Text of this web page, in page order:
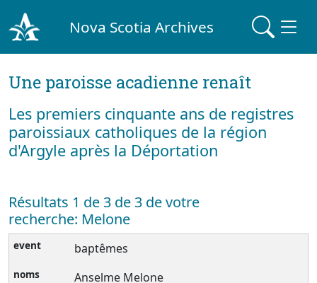
Nova Scotia Archives
Une paroisse acadienne renaît
Les premiers cinquante ans de registres
paroissiaux catholiques de la région
d'Argyle après la Déportation
Résultats 1 de 3 de 3 de votre
recherche: Melone
baptêmes
Anselme Melone